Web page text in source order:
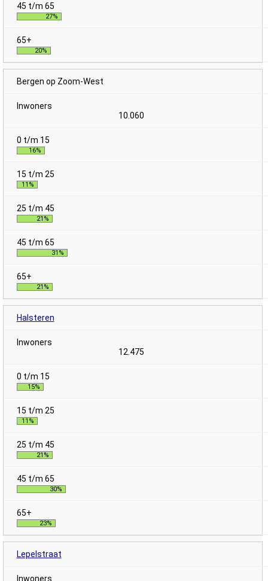
27%
20%
Bergen op Zoom-West
10.060
16%
11%
21%
31%
21%
Halsteren
12.475
15%
11%
21%
30%
23%
Lepelstraat